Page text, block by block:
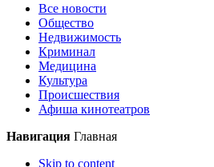
Все новости
Общество
Недвижимость
Криминал
Медицина
Культура
Происшествия
Афиша кинотеатров
Навигация Главная
Skip to content